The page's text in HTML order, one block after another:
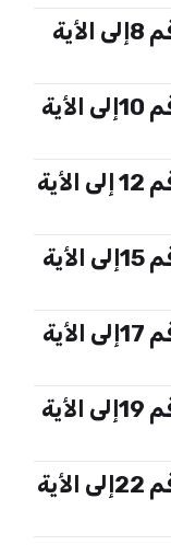
تفسير سورة الرعد من الأية رقم 8إلى الأية
تفسير سورة الرعد من الأية رقم 10إلى الأية
تفسير سورة الرعد من الأية رقم 12 إلى الأية
تفسير سورة الرعد من الأية رقم 15إلى الأية
تفسير سورة الرعد من الأية رقم 17إلى الأية
تفسير سورة الرعد من الأية رقم 19إلى الأية
تفسير سورة الرعد من الأية رقم 22إلى الأية